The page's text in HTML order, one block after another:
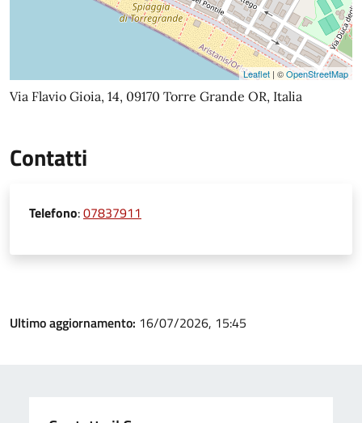
Leaflet | ©OpenStreetMap
Via Flavio Gioia, 14, 09170 Torre Grande OR, Italia
Contatti
Telefono:07837911
Ultimo aggiornamento: 16/07/2026, 15:45